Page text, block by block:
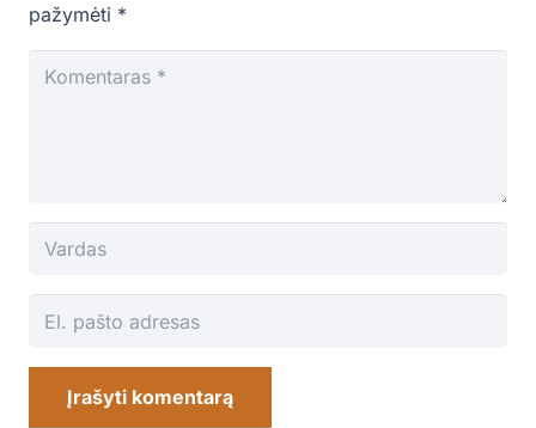
pažymėti *
Įrašyti komentarą